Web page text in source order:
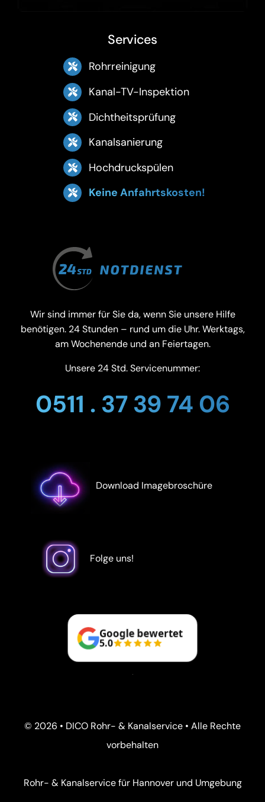
Services
Rohrreinigung
Kanal-TV-Inspektion
Dichtheitsprüfung
Kanalsanierung
Hochdruckspülen
Keine Anfahrtskosten!
Wir sind immer für Sie da, wenn Sie unsere Hilfe
benötigen. 24 Stunden – rund um die Uhr. Werktags,
am Wochenende und an Feiertagen.
Unsere 24 Std. Servicenummer:
0511 . 37 39 74 06
Download Imagebroschüre
Folge uns!
Google bewertet
5.0
© 2026 • DICO Rohr- & Kanalservice • Alle Rechte
vorbehalten
Rohr- & Kanalservice für Hannover und Umgebung